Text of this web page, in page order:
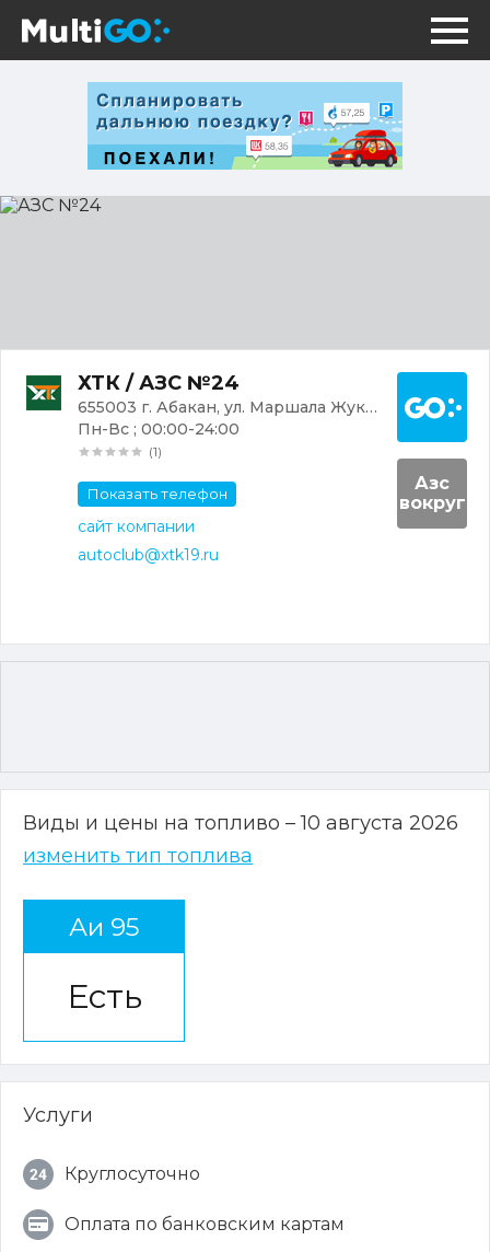
АЗС
ХТК / АЗС №24
655003 г. Абакан, ул. Маршала Жукова, 86А
Пн-Вс ; 00:00-24:00
(1)
Показать телефон
сайт компании
autoclub@xtk19.ru
Азс
вокруг
Виды и цены на топливо – 10 августа 2026
изменить тип топлива
Аи 95
Есть
Услуги
Круглосуточно
Оплата по банковским картам